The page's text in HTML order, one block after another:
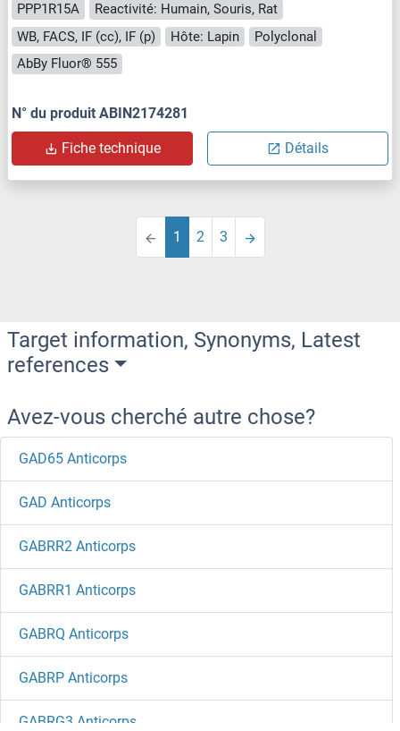
PPP1R15A
Reactivité: Humain, Souris, Rat
WB, FACS, IF (cc), IF (p)
Hôte: Lapin
Polyclonal
AbBy Fluor® 555
N° du produit ABIN2174281
Fiche technique Détails
1 2 3
Target information, Synonyms, Latest
references
Avez-vous cherché autre chose?
GAD65 Anticorps
GAD Anticorps
GABRR2 Anticorps
GABRR1 Anticorps
GABRQ Anticorps
GABRP Anticorps
GABRG3 Anticorps